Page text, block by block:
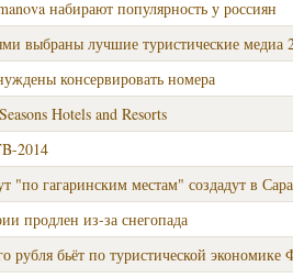
набирают популярность у россиян
выбраны лучшие туристические медиа
консервировать номера
Hotels and Resorts
2014
"по гагаринским местам" создадут в
продлен из-за снегопада
рубля бьёт по туристической